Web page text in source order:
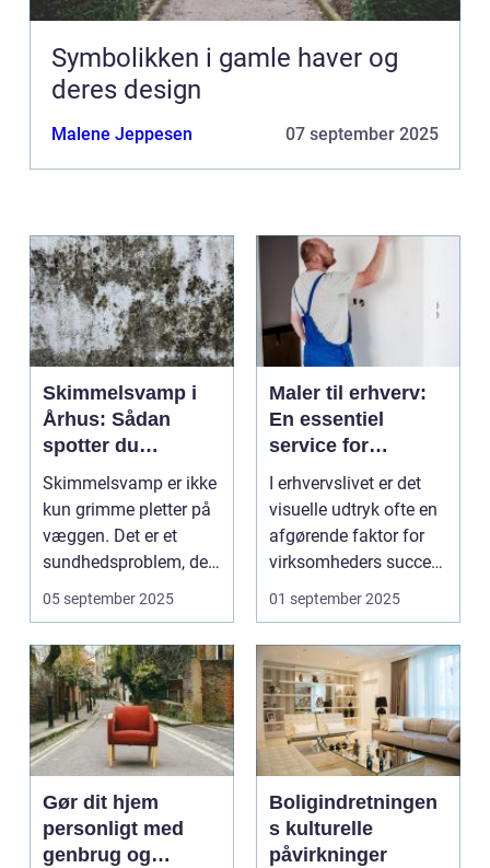
Symbolikken i gamle haver og
deres design
Malene Jeppesen 07 september 2025
Skimmelsvamp i
Århus: Sådan
spotter du
problemet
Skimmelsvamp er ikke
kun grimme pletter på
væggen. Det er et
sundhedsproblem, der
ofte s...
05 september 2025
Maler til erhverv:
En essentiel
service for
virksomheder
I erhvervslivet er det
visuelle udtryk ofte en
afgørende faktor for
virksomheders succes.
En ...
01 september 2025
Gør dit hjem
personligt med
genbrug og
Boligindretningen
s kulturelle
påvirkninger